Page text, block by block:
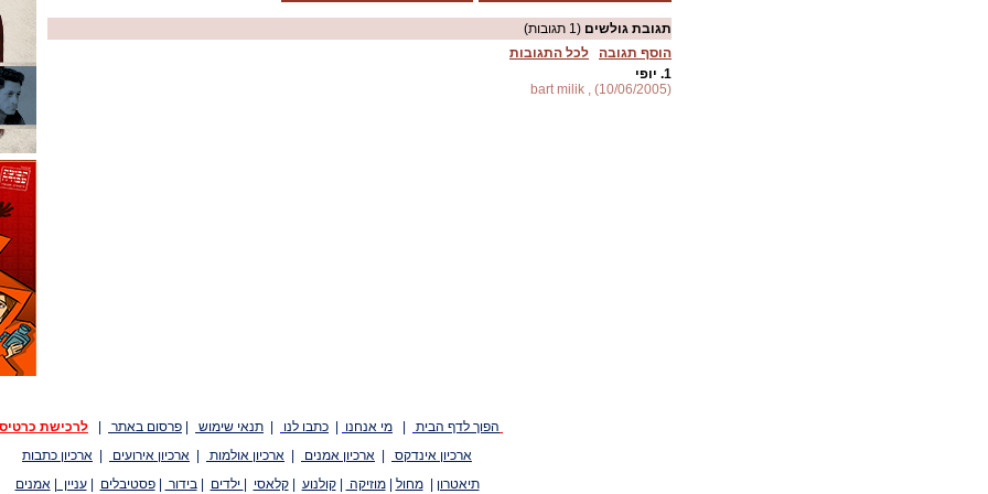
תגובת גולשים (1 תגובות)
הוסף תגובה
לכל התגובות
1. יופי
bart milik , (10/06/2005)
הפוך לדף הבית מי אנחנו כתבו לנו תנאי שימוש פרסום באתר
לרכישת
ארכיון אינדקס
ארכיון אמנים ארכיון אולמות ארכיון אירועים
ארכיון כתבות
תיאטרון
|מחול |מוזיקה |קולנוע |קלאסי ילדים |בידור |פסטיבלים |עניין |אמנים